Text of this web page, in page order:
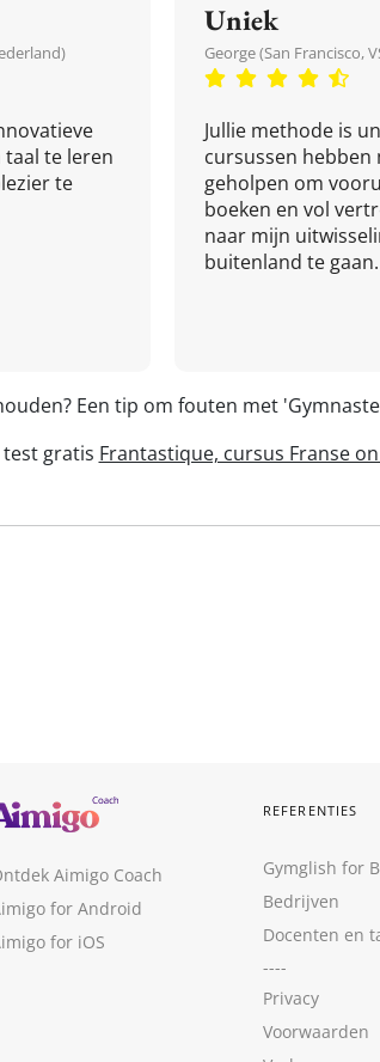
te leren
te
Uniek
George (San Francisco,
Jullie methode is
cursussen hebben
geholpen om
boeken en vol
naar mijn
buitenland te gaan.
Een tip om fouten met
test gratis Frantastique, cursus Franse
Aimigo Coach
for Android
for iOS
REFERENTIES
Gymglish for
Bedrijven
Docenten en
----
Privacy
Voorwaarden